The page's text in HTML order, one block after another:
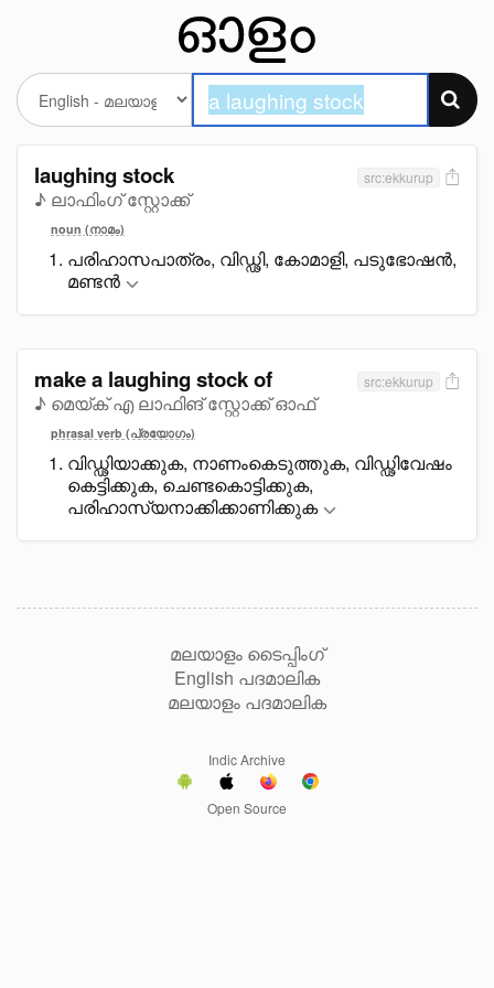
laughing stock
♪ ലാഫിംഗ് സ്റ്റോക്ക്
src:ekkurup
noun (നാമം)
പരിഹാസപാത്രം, വിഡ്ഢി, കോമാളി, പടുഭോഷൻ,
മണ്ടൻ
make a laughing stock of
♪ മെയ്ക് എ ലാഫിങ് സ്റ്റോക്ക് ഓഫ്
src:ekkurup
phrasal verb (പ്രയോഗം)
വിഡ്ഢിയാക്കുക, നാണംകെടുത്തുക, വിഡ്ഢിവേഷം
കെട്ടിക്കുക, ചെണ്ടകൊട്ടിക്കുക,
പരിഹാസ്യനാക്കിക്കാണിക്കുക
മലയാളം ടൈപ്പിംഗ്
English പദമാലിക
മലയാളം പദമാലിക
Indic Archive
Open Source